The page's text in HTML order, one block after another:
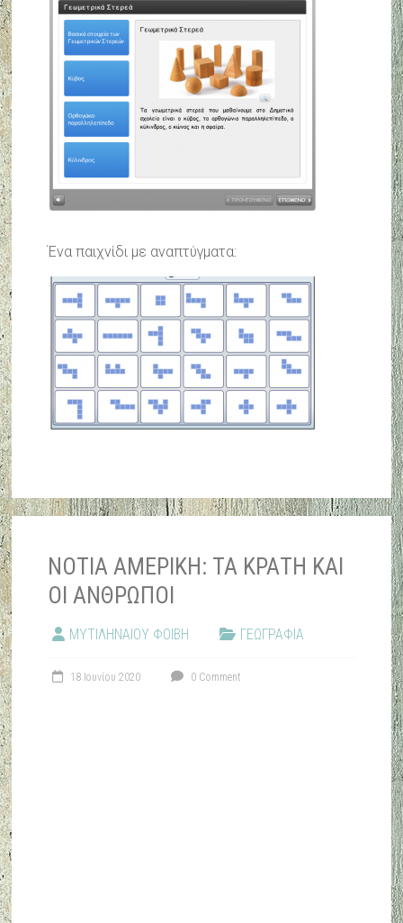
Ένα παιχνίδι με αναπτύγματα:
ΝΟΤΙΑ ΑΜΕΡΙΚΗ: ΤΑ ΚΡΑΤΗ ΚΑΙ
ΟΙ ΑΝΘΡΩΠΟΙ
ΜΥΤΙΛΗΝΑΙΟΥ ΦΟΙΒΗ ΓΕΩΓΡΑΦΙΑ
18 Ιουνίου 2020 0 Comment